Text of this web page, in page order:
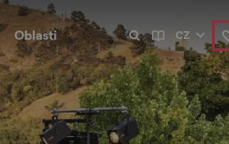
Oblasti CZ